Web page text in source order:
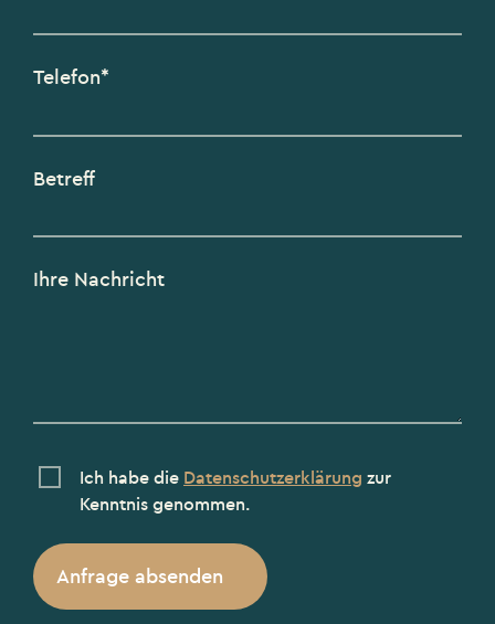
Telefon*
Betreff
Ihre Nachricht
Ich habe die Datenschutzerklärung zur
Kenntnis genommen.
Anfrage absenden